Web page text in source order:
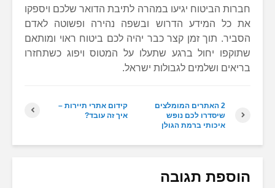
חברות הביטוח יגיעו במהרה לתיבת הדואר שלכם ויספקו
את כל המידע הדרוש ובשפה נהירה ופשוטה לאדם
הסביר. תוך זמן קצר כבר יהיה לכם ביטוח ראוי ומותאם
שתוקפו יחול ברגע שתעלו על המטוס ויפוג כשתחזרו
בריאים ושלמים לגבולות ישראל.
קידום אתרי תיירות –
איך זה עובד?
2 האתרים המומלצים
שיסדרו לכם נופש
איכותי ברמת הגולן
הוספת תגובה